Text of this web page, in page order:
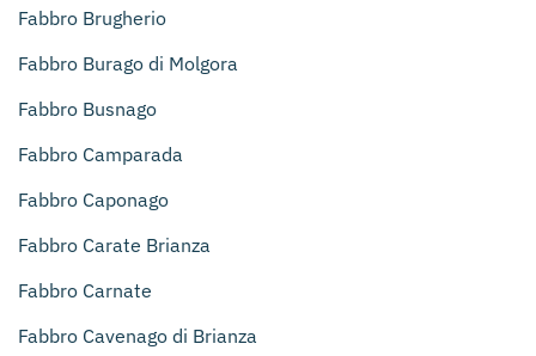
Fabbro Brugherio
Fabbro Burago di Molgora
Fabbro Busnago
Fabbro Camparada
Fabbro Caponago
Fabbro Carate Brianza
Fabbro Carnate
Fabbro Cavenago di Brianza